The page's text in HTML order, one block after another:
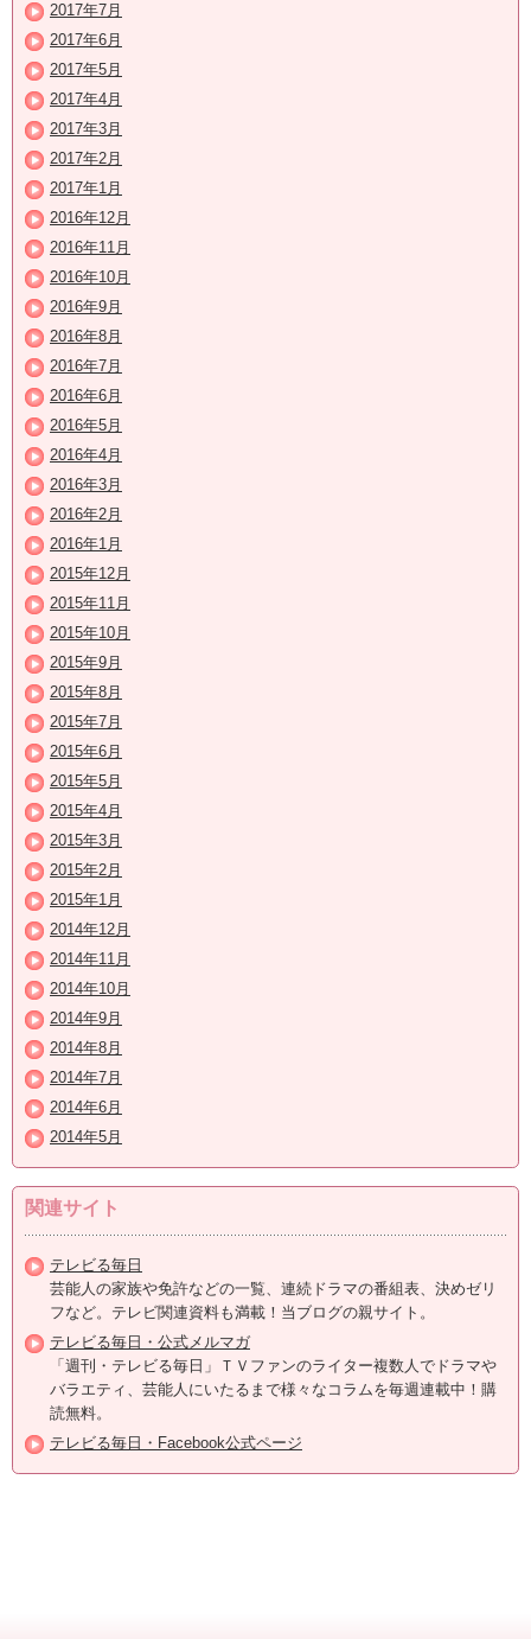
2017年7月
2017年6月
2017年5月
2017年4月
2017年3月
2017年2月
2017年1月
2016年12月
2016年11月
2016年10月
2016年9月
2016年8月
2016年7月
2016年6月
2016年5月
2016年4月
2016年3月
2016年2月
2016年1月
2015年12月
2015年11月
2015年10月
2015年9月
2015年8月
2015年7月
2015年6月
2015年5月
2015年4月
2015年3月
2015年2月
2015年1月
2014年12月
2014年11月
2014年10月
2014年9月
2014年8月
2014年7月
2014年6月
2014年5月
関連サイト
テレビる毎日
芸能人の家族や免許などの一覧、連続ドラマの番組表、決めゼリ
フなど。テレビ関連資料も満載！当ブログの親サイト。
テレビる毎日・公式メルマガ
「週刊・テレビる毎日」ＴＶファンのライター複数人でドラマや
バラエティ、芸能人にいたるまで様々なコラムを毎週連載中！購
読無料。
テレビる毎日・Facebook公式ページ